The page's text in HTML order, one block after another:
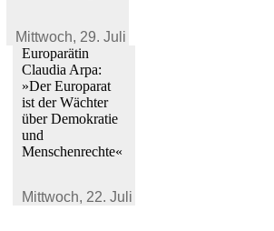
Mittwoch, 29. Juli 2026
Europarätin
Claudia Arpa:
»Der Europarat
ist der Wächter
über Demokratie
und
Menschenrechte«
Mittwoch, 22. Juli 2026